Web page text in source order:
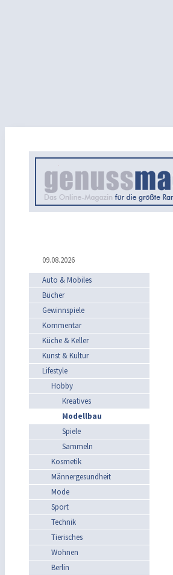
09.08.2026
Auto & Mobiles
Bücher
Gewinnspiele
Kommentar
Küche & Keller
Kunst & Kultur
Lifestyle
Hobby
Kreatives
Modellbau
Spiele
Sammeln
Kosmetik
Männergesundheit
Mode
Sport
Technik
Tierisches
Wohnen
Berlin